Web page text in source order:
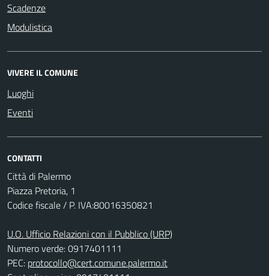
Scadenze
Modulistica
VIVERE IL COMUNE
Luoghi
Eventi
CONTATTI
Città di Palermo
Piazza Pretoria, 1
Codice fiscale / P. IVA:80016350821
U.O. Ufficio Relazioni con il Pubblico (URP)
Numero verde: 0917401111
PEC: protocollo@cert.comune.palermo.it